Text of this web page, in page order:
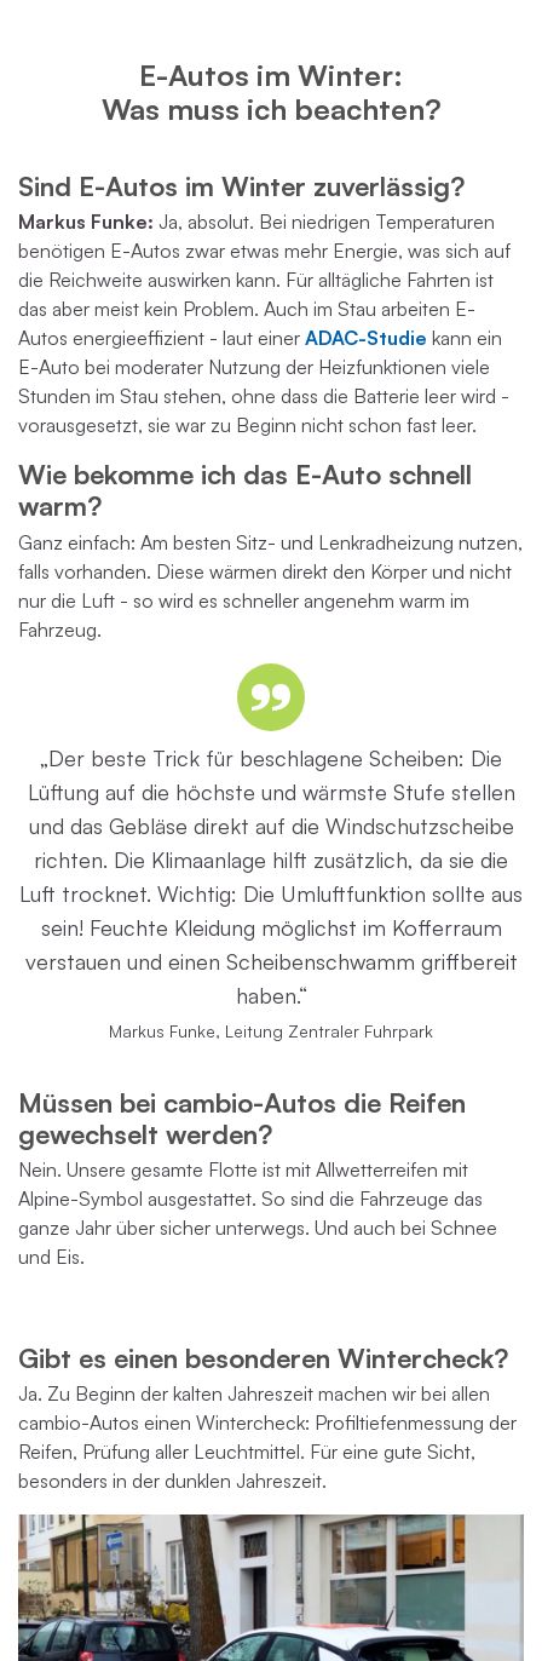
E-Autos im Winter:
Was muss ich beachten?
Sind E-Autos im Winter zuverlässig?
Markus Funke: Ja, absolut. Bei niedrigen Temperaturen
benötigen E-Autos zwar etwas mehr Energie, was sich auf
die Reichweite auswirken kann. Für alltägliche Fahrten ist
das aber meist kein Problem. Auch im Stau arbeiten E-
Autos energieeffizient - laut einer ADAC-Studie kann ein
E-Auto bei moderater Nutzung der Heizfunktionen viele
Stunden im Stau stehen, ohne dass die Batterie leer wird -
vorausgesetzt, sie war zu Beginn nicht schon fast leer.
Wie bekomme ich das E-Auto schnell
warm?
Ganz einfach: Am besten Sitz- und Lenkradheizung nutzen,
falls vorhanden. Diese wärmen direkt den Körper und nicht
nur die Luft - so wird es schneller angenehm warm im
Fahrzeug.
„Der beste Trick für beschlagene Scheiben: Die
Lüftung auf die höchste und wärmste Stufe stellen
und das Gebläse direkt auf die Windschutzscheibe
richten. Die Klimaanlage hilft zusätzlich, da sie die
Luft trocknet. Wichtig: Die Umluftfunktion sollte aus
sein! Feuchte Kleidung möglichst im Kofferraum
verstauen und einen Scheibenschwamm griffbereit
haben.“
Markus Funke, Leitung Zentraler Fuhrpark
Müssen bei cambio-Autos die Reifen
gewechselt werden?
Nein. Unsere gesamte Flotte ist mit Allwetterreifen mit
Alpine-Symbol ausgestattet. So sind die Fahrzeuge das
ganze Jahr über sicher unterwegs. Und auch bei Schnee
und Eis.
Gibt es einen besonderen Wintercheck?
Ja. Zu Beginn der kalten Jahreszeit machen wir bei allen
cambio-Autos einen Wintercheck: Profiltiefenmessung der
Reifen, Prüfung aller Leuchtmittel. Für eine gute Sicht,
besonders in der dunklen Jahreszeit.